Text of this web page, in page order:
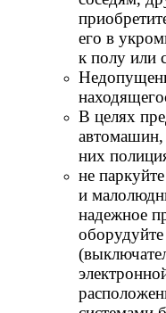
его в
к полу или
В целях
автомашин,
них
не
и
надежное